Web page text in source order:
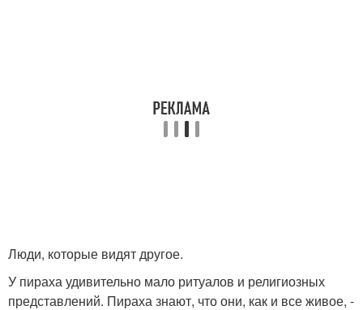
Люди, которые видят другое.
У пираха удивительно мало ритуалов и религиозных
представлений. Пираха знают, что они, как и все живое, -